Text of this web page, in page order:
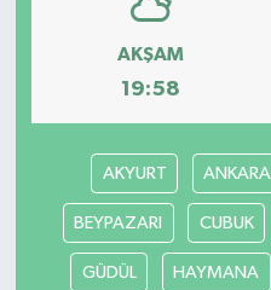
AKŞAM
19:58
AKYURT ANKARA
BEYPAZARI CUBUK
GÜDÜL HAYMANA